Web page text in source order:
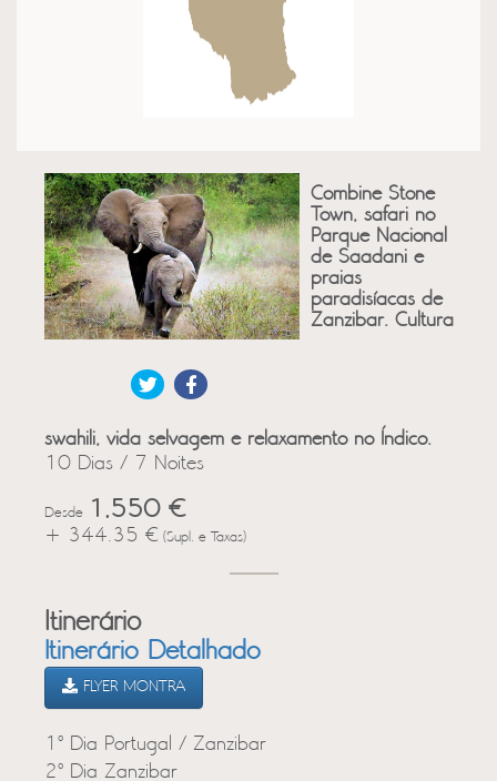
Combine Stone
Town, safari no
Parque Nacional
de Saadani e
praias
paradisíacas de
Zanzibar. Cultura
swahili, vida selvagem e relaxamento no Índico.
10 Dias / 7 Noites
Desde 1,550 €
+ 344.35 € (Supl. e Taxas)
Itinerário
Itinerário Detalhado
FLYER MONTRA
1º Dia Portugal / Zanzibar
2º Dia Zanzibar